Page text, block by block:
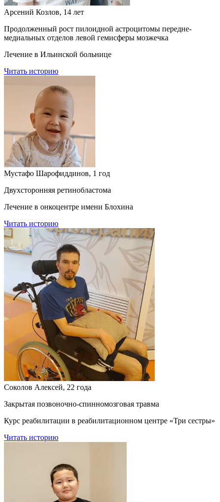
Арсений Козлов, 14 лет
Продолженный рост пилоидной астроцитомы передне-
медиальных отделов левой гемисферы мозжечка
Лечение в Ильинской больнице
Читать историю
Мустафо Шарофиддинов, 1 год
Двухсторонняя ретинобластома
Лечение в онкоцентре имени Блохина
Читать историю
Соколов Алексей, 22 года
Закрытая позвоночно-спинномозговая травма
Курс реабилитации в реабилитационном центре «Три сестры»
Читать историю